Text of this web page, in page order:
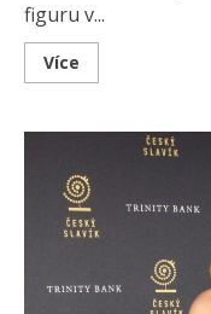
figuru v...
Více
more
Soukalová
pochlubila
ukázkovou
postavou
v
plavkách.
rodinkou
vyrazila